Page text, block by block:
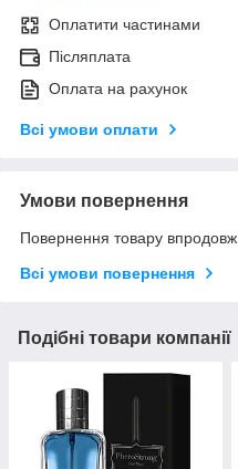
Оплатити частинами
Післяплата
Оплата на рахунок
Всі умови оплати
Умови повернення
Повернення товару
Всі умови повернення
Подібні товари компанії